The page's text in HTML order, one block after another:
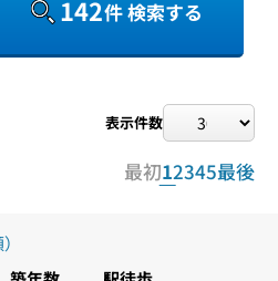
142件 検索する
表示件数
最初12345最後